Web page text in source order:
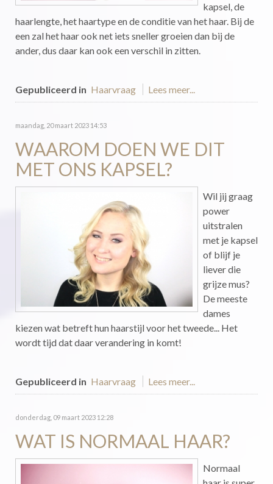
kapsel, de
haarlengte, het haartype en de conditie van het haar. Bij de
een zal het haar ook net iets sneller groeien dan bij de
ander, dus daar kan ook een verschil in zitten.
Gepubliceerd in Haarvraag Lees meer...
maandag, 20 maart 2023 14:53
WAAROM DOEN WE DIT
MET ONS KAPSEL?
Wil jij graag
power
uitstralen
met je kapsel
of blijf je
liever die
grijze mus?
De meeste
dames
kiezen wat betreft hun haarstijl voor het tweede... Het
wordt tijd dat daar verandering in komt!
Gepubliceerd in Haarvraag Lees meer...
donderdag, 09 maart 2023 12:28
WAT IS NORMAAL HAAR?
Normaal